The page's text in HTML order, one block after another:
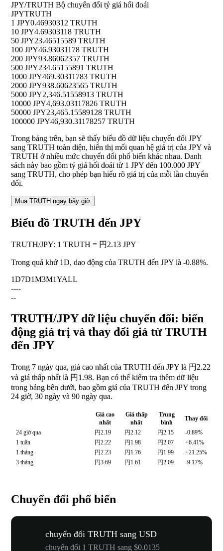
JPY/TRUTH Bộ chuyển đổi tỷ giá hối đoái
JPYTRUTH
1 JPY0.46930312 TRUTH
10 JPY4.69303118 TRUTH
50 JPY23.46515589 TRUTH
100 JPY46.93031178 TRUTH
200 JPY93.86062357 TRUTH
500 JPY234.65155891 TRUTH
1000 JPY469.30311783 TRUTH
2000 JPY938.60623565 TRUTH
5000 JPY2,346.51558913 TRUTH
10000 JPY4,693.03117826 TRUTH
50000 JPY23,465.15589128 TRUTH
100000 JPY46,930.31178257 TRUTH
Trong bảng trên, bạn sẽ thấy biểu đồ dữ liệu chuyển đổi JPY
sang TRUTH toàn diện, hiển thị mối quan hệ giá trị của JPY và
TRUTH ở nhiều mức chuyển đổi phổ biến khác nhau. Danh
sách này bao gồm tỷ giá hối đoái từ 1 JPY đến 100.000 JPY
sang TRUTH, cho phép bạn hiểu rõ giá trị của mỗi lần chuyển
đổi.
Mua TRUTH ngay bây giờ
Biểu đồ TRUTH đến JPY
TRUTH/JPY: 1 TRUTH = 円2.13 JPY
Trong quá khứ 1D, dao động của TRUTH đến JPY là -0.88%.
1D7D1M3M1YALL
----
--
TRUTH/JPY dữ liệu chuyển đổi: biến
động giá trị và thay đổi giá từ TRUTH
đến JPY
Trong 7 ngày qua, giá cao nhất của TRUTH đến JPY là 円2.22
và giá thấp nhất là 円1.98. Bạn có thể kiểm tra thêm dữ liệu
trong bảng bên dưới, bao gồm giá của TRUTH đến JPY trong
24 giờ, 30 ngày và 90 ngày qua.
Giá cao
nhất
Giá thấp
nhất
Trung
bình
Thay đổi
24 giờ qua
円2.19 円2.12 円2.15
-0.89%
1 tuần
円2.22 円1.98 円2.07
+6.41%
1 tháng
円2.23 円1.76 円1.99
+21.25%
3 tháng
円3.69 円1.61 円2.09 -9.17%
Chuyển đổi phổ biến
chuyển đổi TRUTH sang USD
chuyển đổi 1 TRUTH sang $0.0135